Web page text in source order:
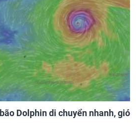
Dolphin di chuyển nhanh, gió